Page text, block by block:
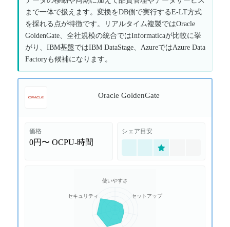
まで一体で扱えます。変換をDB側で実行するE-LT方式
を採れる点が特徴です。リアルタイム複製ではOracle
GoldenGate、全社規模の統合ではInformaticaが比較に挙
がり、IBM基盤ではIBM DataStage、AzureではAzure Data
Factoryも候補になります。
Oracle GoldenGate
価格
0円〜 OCPU-時間
シェア目安
使いやすさ
セットアップ
セキュリティ